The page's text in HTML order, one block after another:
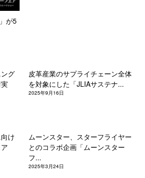
が5
グ
皮革産業のサプライチェーン全体
を対象にした「JLIAサステナ...
2025年9月16日
け
ムーンスター、スターフライヤー
とのコラボ企画「ムーンスター
フ...
2025年3月24日